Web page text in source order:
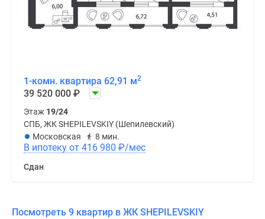
1-комн. квартира 62,91 м2
39 520 000 ₽
Этаж 19/24
СПБ, ЖК SHEPILEVSKIY (Шепилевский)
Московская
8 мин.
В ипотеку от 416 980 ₽/мес
Сдан
Посмотреть 9 квартир в ЖК SHEPILEVSKIY